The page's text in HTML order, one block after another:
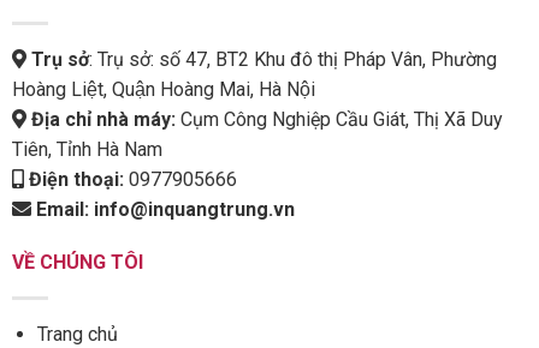
Trụ sở: Trụ sở: số 47, BT2 Khu đô thị Pháp Vân, Phường
Hoàng Liệt, Quận Hoàng Mai, Hà Nội
Địa chỉ nhà máy: Cụm Công Nghiệp Cầu Giát, Thị Xã Duy
Tiên, Tỉnh Hà Nam
Điện thoại: 0977905666
Email: info@inquangtrung.vn
VỀ CHÚNG TÔI
Trang chủ